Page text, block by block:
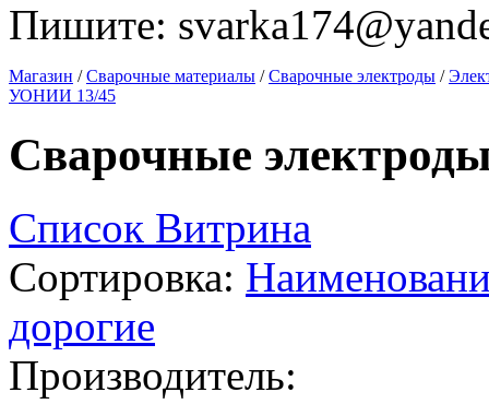
Пишите:
Магазин / Сварочные материалы / Сварочные электроды /
УОНИИ 13/45
Сварочные
Список Витрина
Сортировка:
дорогие
Производитель: